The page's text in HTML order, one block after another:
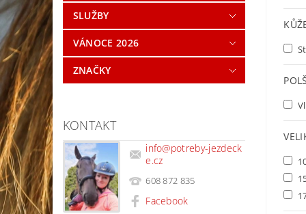
SLUŽBY
VÁNOCE 2026
ZNAČKY
KONTAKT
info@potreby-jezdeck
e.cz
608 872 835
Facebook